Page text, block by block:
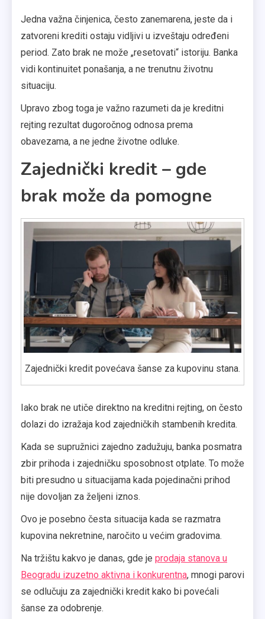
Jedna važna činjenica, često zanemarena, jeste da i
zatvoreni krediti ostaju vidljivi u izveštaju određeni
period. Zato brak ne može „resetovati“ istoriju. Banka
vidi kontinuitet ponašanja, a ne trenutnu životnu
situaciju.
Upravo zbog toga je važno razumeti da je kreditni
rejting rezultat dugoročnog odnosa prema
obavezama, a ne jedne životne odluke.
Zajednički kredit – gde
brak može da pomogne
Zajednički kredit povećava šanse za kupovinu stana.
Iako brak ne utiče direktno na kreditni rejting, on često
dolazi do izražaja kod zajedničkih stambenih kredita.
Kada se supružnici zajedno zadužuju, banka posmatra
zbir prihoda i zajedničku sposobnost otplate. To može
biti presudno u situacijama kada pojedinačni prihod
nije dovoljan za željeni iznos.
Ovo je posebno česta situacija kada se razmatra
kupovina nekretnine, naročito u većim gradovima.
Na tržištu kakvo je danas, gde je prodaja stanova u
Beogradu izuzetno aktivna i konkurentna, mnogi parovi
se odlučuju za zajednički kredit kako bi povećali
šanse za odobrenje.